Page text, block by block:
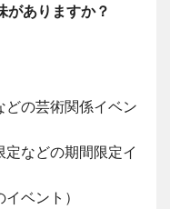
がありますか？
どの芸術関係イベン
などの期間限定イ
ベント）